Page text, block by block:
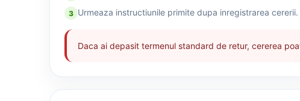
3 Urmeaza instructiunile primite dupa inregistrarea cererii.
Daca ai depasit termenul standard de retur, cererea